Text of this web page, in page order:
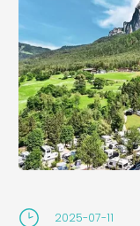
2025-07-11